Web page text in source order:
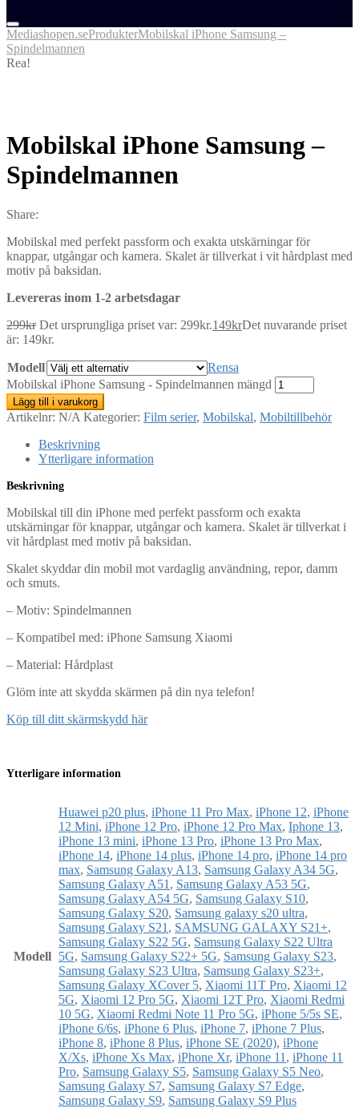
Mediashopen.seProdukterMobilskal iPhone Samsung –
Spindelmannen
Rea!
Mobilskal iPhone Samsung –
Spindelmannen
Share:
Mobilskal med perfekt passform och exakta utskärningar för
knappar, utgångar och kamera. Skalet är tillverkat i vit hårdplast med
motiv på baksidan.
Levereras inom 1-2 arbetsdagar
299kr Det ursprungliga priset var: 299kr.149krDet nuvarande priset
är: 149kr.
Modell
Rensa
Mobilskal iPhone Samsung - Spindelmannen mängd
Lägg till i varukorg
Artikelnr: N/A Kategorier: Film serier, Mobilskal, Mobiltillbehör
Beskrivning
Ytterligare information
Beskrivning
Mobilskal till din iPhone med perfekt passform och exakta
utskärningar för knappar, utgångar och kamera. Skalet är tillverkat i
vit hårdplast med motiv på baksidan.
Skalet skyddar din mobil mot vardaglig användning, repor, damm
och smuts.
– Motiv: Spindelmannen
– Kompatibel med: iPhone Samsung Xiaomi
– Material: Hårdplast
Glöm inte att skydda skärmen på din nya telefon!
Köp till ditt skärmskydd här
Ytterligare information
Modell
Huawei p20 plus, iPhone 11 Pro Max, iPhone 12, iPhone
12 Mini, iPhone 12 Pro, iPhone 12 Pro Max, Iphone 13,
iPhone 13 mini, iPhone 13 Pro, iPhone 13 Pro Max,
iPhone 14, iPhone 14 plus, iPhone 14 pro, iPhone 14 pro
max, Samsung Galaxy A13, Samsung Galaxy A34 5G,
Samsung Galaxy A51 , Samsung Galaxy A53 5G,
Samsung Galaxy A54 5G, Samsung Galaxy S10,
Samsung Galaxy S20, Samsung galaxy s20 ultra,
Samsung Galaxy S21 , SAMSUNG GALAXY S21+,
Samsung Galaxy S22 5G, Samsung Galaxy S22 Ultra
5G, Samsung Galaxy S22+ 5G, Samsung Galaxy S23,
Samsung Galaxy S23 Ultra, Samsung Galaxy S23+,
Samsung Galaxy XCover 5, Xiaomi 11T Pro, Xiaomi 12
5G, Xiaomi 12 Pro 5G, Xiaomi 12T Pro, Xiaomi Redmi
10 5G, Xiaomi Redmi Note 11 Pro 5G, iPhone 5/5s SE,
iPhone 6/6s, iPhone 6 Plus, iPhone 7, iPhone 7 Plus,
iPhone 8, iPhone 8 Plus, iPhone SE (2020), iPhone
X/Xs, iPhone Xs Max, iPhone Xr, iPhone 11 , iPhone 11
Pro, Samsung Galaxy S5, Samsung Galaxy S5 Neo,
Samsung Galaxy S7, Samsung Galaxy S7 Edge,
Samsung Galaxy S9, Samsung Galaxy S9 Plus